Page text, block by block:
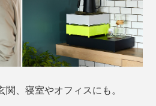
、寝室やオフィスにも。